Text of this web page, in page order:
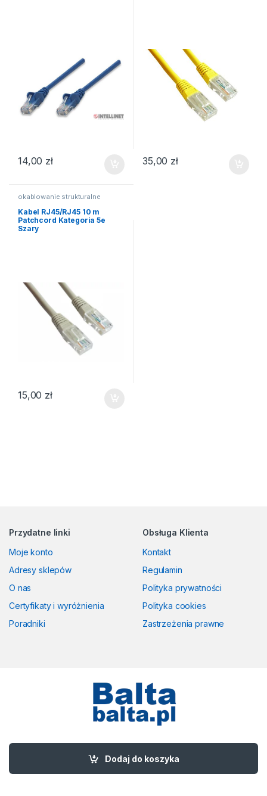
Dodaj do koszyka
14,00 zł 35,00 zł
okablowanie strukturalne
Kabel RJ45/RJ45 10 m
Patchcord Kategoria 5e
Szary
15,00 zł
Przydatne linki
Moje konto
Adresy sklepów
O nas
Certyfikaty i wyróżnienia
Poradniki
Obsługa Klienta
Kontakt
Regulamin
Polityka prywatności
Polityka cookies
Zastrzeżenia prawne
Masz pytania? Zadzwoń!
58 524 50 00